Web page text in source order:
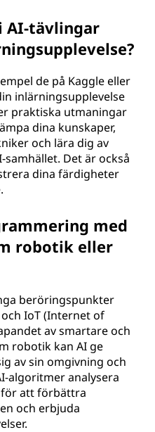
AI-tävlingar
de på Kaggle eller
inlärningsupplevelse
praktiska utmaningar
dina kunskaper,
och lära dig av
Det är också
dina färdigheter
med
robotik eller
beröringspunkter
IoT (Internet of
av smartare och
robotik kan AI ge
av sin omgivning och
algoritmer analysera
att förbättra
och erbjuda